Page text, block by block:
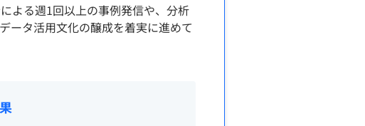
よる週1回以上の事例発信や、分析
ータ活用文化の醸成を着実に進めて